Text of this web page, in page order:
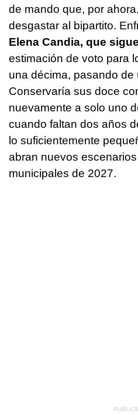
de mando que, por
desgastar al bipartito.
Elena Candia, que
estimación de voto para
una décima, pasando de
Conservaría sus doce
nuevamente a solo uno
cuando faltan dos años
lo suficientemente
abran nuevos
municipales de 2027.